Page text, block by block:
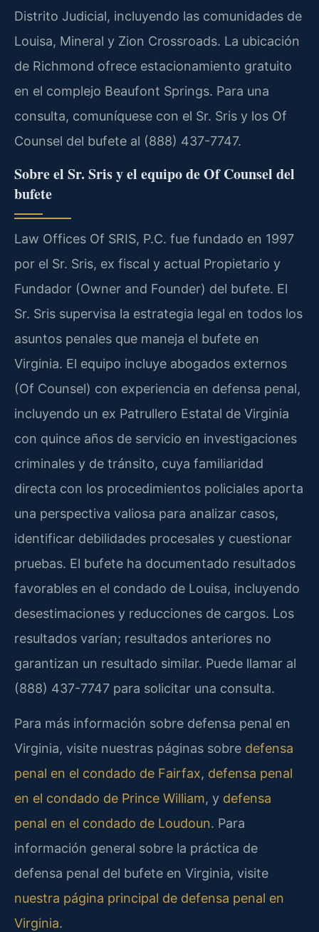
Distrito Judicial, incluyendo las comunidades de
Louisa, Mineral y Zion Crossroads. La ubicación
de Richmond ofrece estacionamiento gratuito
en el complejo Beaufont Springs. Para una
consulta, comuníquese con el Sr. Sris y los Of
Counsel del bufete al (888) 437-7747.
Sobre el Sr. Sris y el equipo de Of Counsel del
bufete
Law Offices Of SRIS, P.C. fue fundado en 1997
por el Sr. Sris, ex fiscal y actual Propietario y
Fundador (Owner and Founder) del bufete. El
Sr. Sris supervisa la estrategia legal en todos los
asuntos penales que maneja el bufete en
Virginia. El equipo incluye abogados externos
(Of Counsel) con experiencia en defensa penal,
incluyendo un ex Patrullero Estatal de Virginia
con quince años de servicio en investigaciones
criminales y de tránsito, cuya familiaridad
directa con los procedimientos policiales aporta
una perspectiva valiosa para analizar casos,
identificar debilidades procesales y cuestionar
pruebas. El bufete ha documentado resultados
favorables en el condado de Louisa, incluyendo
desestimaciones y reducciones de cargos. Los
resultados varían; resultados anteriores no
garantizan un resultado similar. Puede llamar al
(888) 437-7747 para solicitar una consulta.
Para más información sobre defensa penal en
Virginia, visite nuestras páginas sobre defensa
penal en el condado de Fairfax, defensa penal
en el condado de Prince William, y defensa
penal en el condado de Loudoun. Para
información general sobre la práctica de
defensa penal del bufete en Virginia, visite
nuestra página principal de defensa penal en
Virginia.